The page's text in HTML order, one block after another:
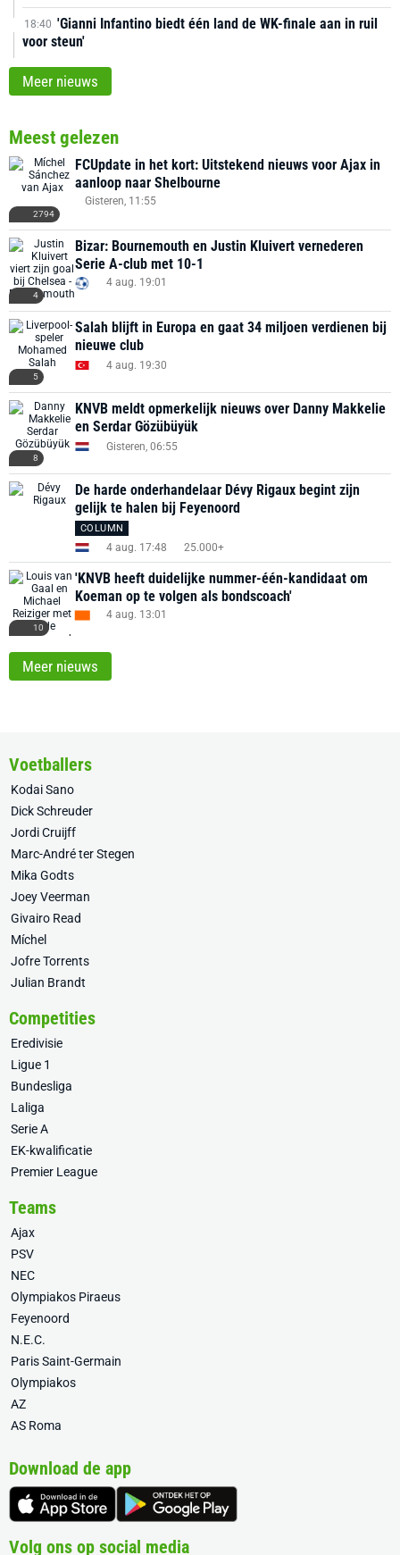
18:40 'Gianni Infantino biedt één land de WK-finale aan in ruil
voor steun'
Meer nieuws
Meest gelezen
2794
FCUpdate in het kort: Uitstekend nieuws voor Ajax in
aanloop naar Shelbourne
Gisteren, 11:55
4
Bizar: Bournemouth en Justin Kluivert vernederen
Serie A-club met 10-1
4 aug. 19:01
5
Salah blijft in Europa en gaat 34 miljoen verdienen bij
nieuwe club
4 aug. 19:30
8
KNVB meldt opmerkelijk nieuws over Danny Makkelie
en Serdar Gözübüyük
Gisteren, 06:55
De harde onderhandelaar Dévy Rigaux begint zijn
gelijk te halen bij Feyenoord
COLUMN
4 aug. 17:48 25.000+
10
'KNVB heeft duidelijke nummer-één-kandidaat om
Koeman op te volgen als bondscoach'
4 aug. 13:01
Meer nieuws
Voetballers
Kodai Sano
Dick Schreuder
Jordi Cruijff
Marc-André ter Stegen
Mika Godts
Joey Veerman
Givairo Read
Míchel
Jofre Torrents
Julian Brandt
Competities
Eredivisie
Ligue 1
Bundesliga
Laliga
Serie A
EK-kwalificatie
Premier League
Teams
Ajax
PSV
NEC
Olympiakos Piraeus
Feyenoord
N.E.C.
Paris Saint-Germain
Olympiakos
AZ
AS Roma
Download de app
Volg ons op social media